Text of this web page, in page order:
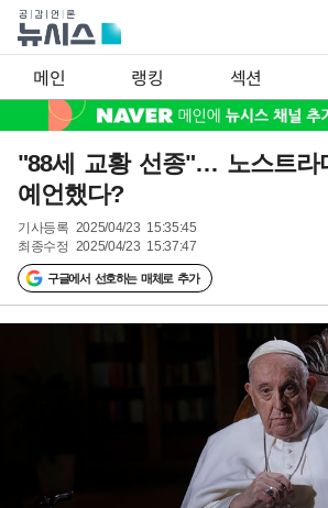
메인 랭킹 섹션
"88세 교황 선종"… 노스트라
예언했다?
기사등록 2025/04/23 15:35:45
최종수정 2025/04/23 15:37:47
구글에서 선호하는 매체로 추가